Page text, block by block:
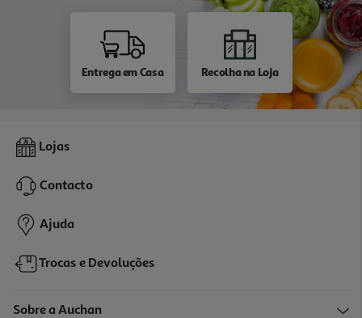
Entrega em Casa Recolha na Loja
Lojas
Contacto
Ajuda
Trocas e Devoluções
Sobre a Auchan